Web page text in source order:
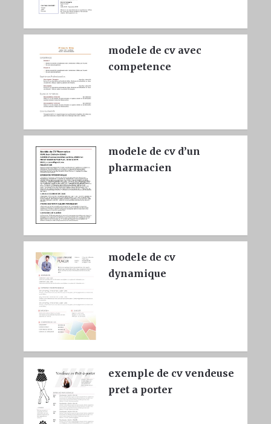
modele de cv avec
competence
modele de cv d’un
pharmacien
modele de cv
dynamique
exemple de cv vendeuse
pret a porter